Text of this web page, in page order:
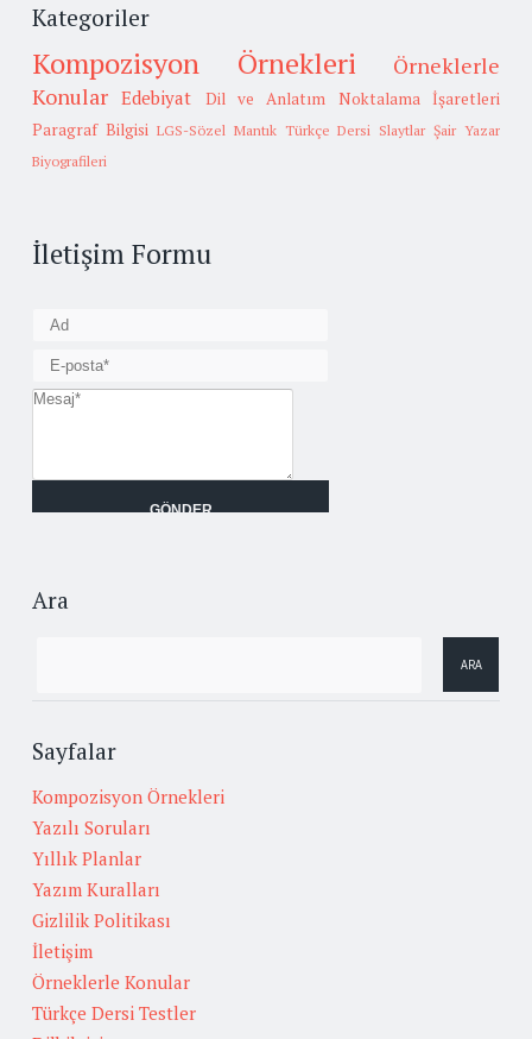
Kategoriler
Kompozisyon Örnekleri
Örneklerle
Konular Edebiyat Dil ve Anlatım
Noktalama İşaretleri
Paragraf Bilgisi LGS-Sözel Mantık Türkçe Dersi Slaytlar Şair Yazar
Biyografileri
İletişim Formu
Ara
Sayfalar
Kompozisyon Örnekleri
Yazılı Soruları
Yıllık Planlar
Yazım Kuralları
Gizlilik Politikası
İletişim
Örneklerle Konular
Türkçe Dersi Testler